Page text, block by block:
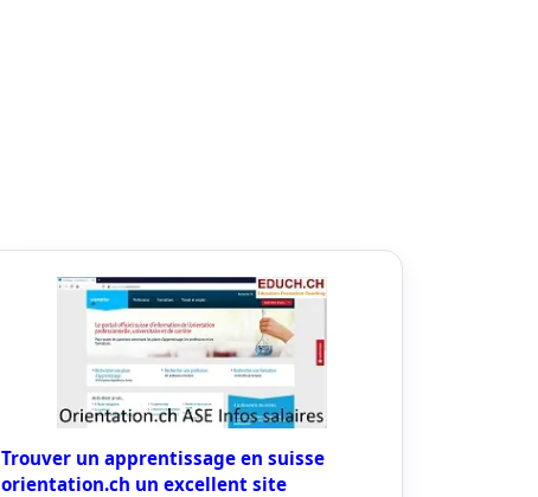
Trouver un apprentissage en suisse
orientation.ch un excellent site